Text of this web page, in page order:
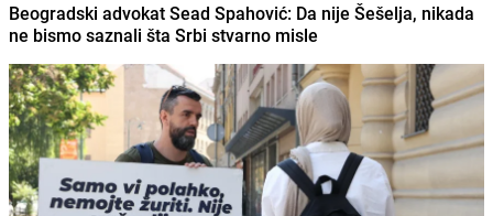
Beogradski advokat Sead Spahović: Da nije Šešelja, nikada
ne bismo saznali šta Srbi stvarno misle